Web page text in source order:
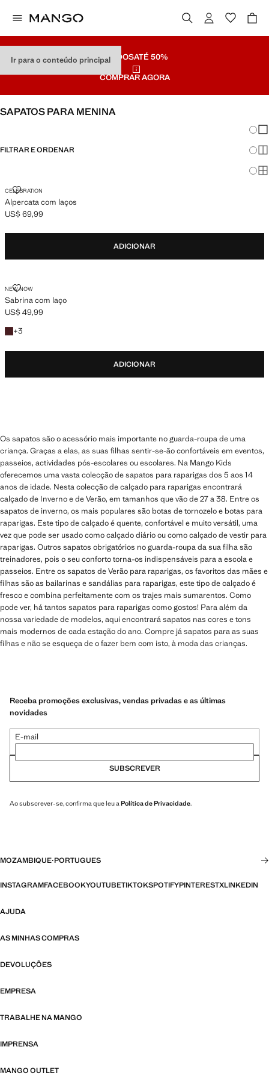
Ir para o conteúdo principalSALDOSATÉ 50%
COMPRAR AGORA
SAPATOS PARA MENINA
FILTRAR E ORDENAR
CELEBRATION
Alpercata com laços
ALPERCATA COM LAÇOS
Preço atual [US$ 69,99 ]
US$ 69,99
ADICIONAR
NEW NOW
Sabrina com laço
SABRINA COM LAÇO
Preço atual [US$ 49,99 ]
US$ 49,99
+3
+3 cores
ADICIONAR
Os sapatos são o acessório mais importante no guarda-roupa de uma
criança. Graças a elas, as suas filhas sentir-se-ão confortáveis em eventos,
passeios, actividades pós-escolares ou escolares. Na Mango Kids
oferecemos uma vasta colecção de sapatos para raparigas dos 5 aos 14
anos de idade. Nesta colecção de calçado para raparigas encontrará
calçado de Inverno e de Verão, em tamanhos que vão de 27 a 38. Entre os
sapatos de inverno, os mais populares são botas de tornozelo e botas para
raparigas. Este tipo de calçado é quente, confortável e muito versátil, uma
vez que pode ser usado como calçado diário ou como calçado de vestir para
raparigas. Outros sapatos obrigatórios no guarda-roupa da sua filha são
treinadores, pois o seu conforto torna-os indispensáveis para a escola e
passeios. Entre os sapatos de Verão para raparigas, os favoritos das mães e
filhas são as bailarinas e sandálias para raparigas, este tipo de calçado é
fresco e combina perfeitamente com os trajes mais sumarentos. Como
pode ver, há tantos sapatos para raparigas como gostos! Para além da
nossa variedade de modelos, aqui encontrará sapatos nas cores e tons
mais modernos de cada estação do ano. Compre já sapatos para as suas
filhas e não se esqueça de o fazer bem com isto, à moda das crianças.
Receba promoções exclusivas, vendas privadas e as últimas
novidades
E-mail
SUBSCREVER
Ao subscrever-se, confirma que leu a Política de Privacidade.
MOZAMBIQUE·PORTUGUES
INSTAGRAMFACEBOOKYOUTUBETIKTOKSPOTIFYPINTERESTXLINKEDIN
AJUDA
AS MINHAS COMPRAS
DEVOLUÇÕES
EMPRESA
TRABALHE NA MANGO
IMPRENSA
MANGO OUTLET